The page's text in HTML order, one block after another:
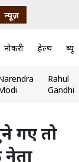
न्यूज़
नौकरी हेल्थ
Rahul
Gandhi
गए तो
नेता